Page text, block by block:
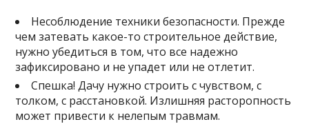
Несоблюдение техники безопасности. Прежде
чем затевать какое-то строительное действие,
нужно убедиться в том, что все надежно
зафиксировано и не упадет или не отлетит.
Спешка! Дачу нужно строить с чувством, с
толком, с расстановкой. Излишняя расторопность
может привести к нелепым травмам.